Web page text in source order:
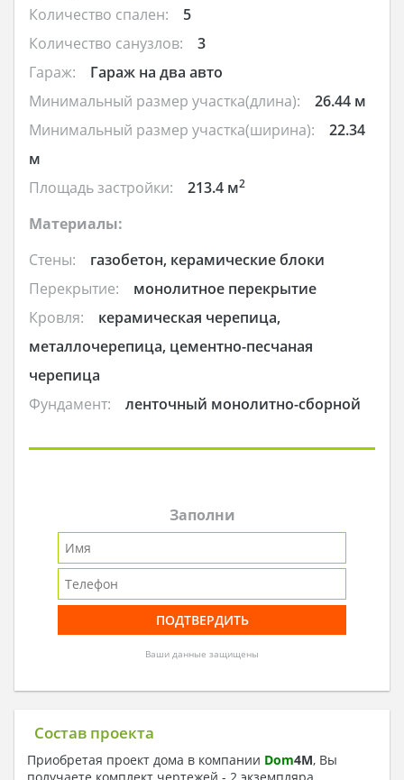
Количество спален:
5
Количество санузлов:
3
Гараж:
Гараж на два авто
Минимальный размер участка(длина):
26.44 м
Минимальный размер участка(ширина):
22.34
м
Площадь застройки:
213.4 м2
Материалы:
Стены:
газобетон, керамические блоки
Перекрытие:
монолитное перекрытие
Кровля:
керамическая черепица,
металлочерепица, цементно-песчаная
черепица
Фундамент:
ленточный монолитно-сборной
Заполни
Ваши данные защищены
Состав проекта
Приобретая проект дома в компании Dom4M, Вы